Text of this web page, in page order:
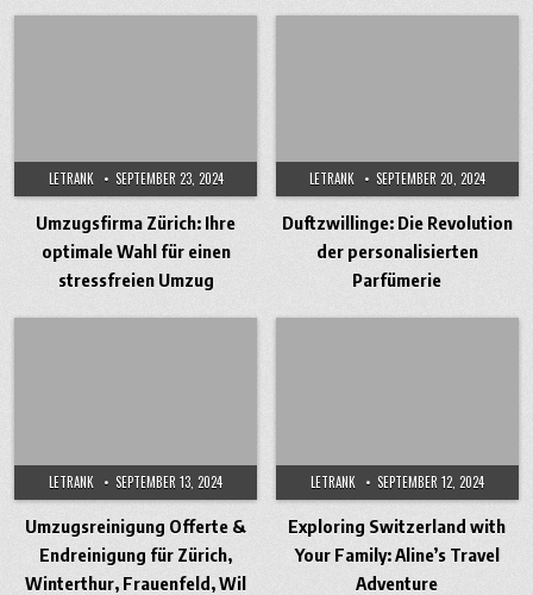
LETRANK SEPTEMBER 23, 2024
Umzugsfirma Zürich: Ihre
optimale Wahl für einen
stressfreien Umzug
LETRANK SEPTEMBER 20, 2024
Duftzwillinge: Die Revolution
der personalisierten
Parfümerie
LETRANK SEPTEMBER 13, 2024
Umzugsreinigung Offerte &
Endreinigung für Zürich,
Winterthur, Frauenfeld, Wil
LETRANK SEPTEMBER 12, 2024
Exploring Switzerland with
Your Family: Aline’s Travel
Adventure